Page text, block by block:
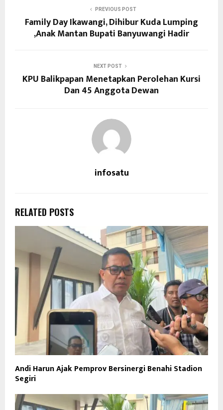
PREVIOUS POST
Family Day Ikawangi, Dihibur Kuda Lumping
,Anak Mantan Bupati Banyuwangi Hadir
NEXT POST
KPU Balikpapan Menetapkan Perolehan Kursi
Dan 45 Anggota Dewan
infosatu
RELATED POSTS
Andi Harun Ajak Pemprov Bersinergi Benahi Stadion
Segiri